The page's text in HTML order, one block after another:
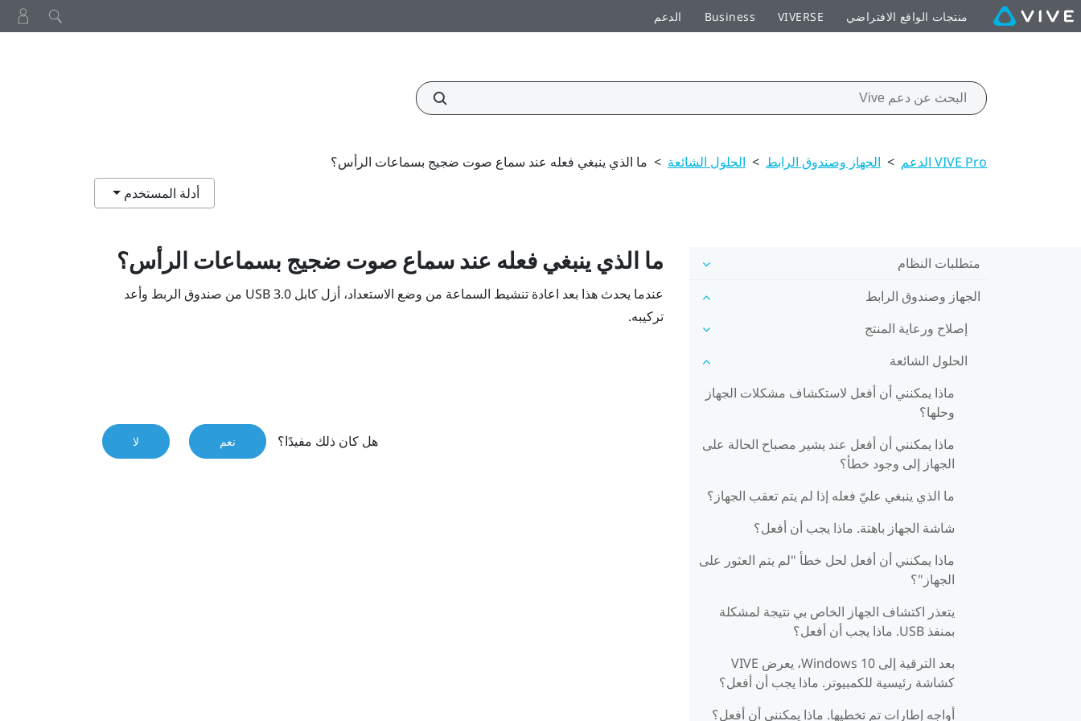
منتجات الواقع الافتراضي VIVERSE
Business الدعم
VIVE Pro الدعم > الجهاز وصندوق الرابط > الحلول الشائعة > ما الذي ينبغي فعله عند سماع صوت ضجيج بسماعات الرأس؟
أدلة المستخدم
متطلبات النظام
الجهاز وصندوق الرابط
إصلاح ورعاية المنتج
الحلول الشائعة
ماذا يمكنني أن أفعل لاستكشاف مشكلات الجهاز
وحلها؟
ماذا يمكنني أن أفعل عند يشير مصباح الحالة على
الجهاز إلى وجود خطأ؟
ما الذي ينبغي عليّ فعله إذا لم يتم تعقب الجهاز؟
شاشة الجهاز باهتة. ماذا يجب أن أفعل؟
ماذا يمكنني أن أفعل لحل خطأ "لم يتم العثور على
الجهاز"؟
يتعذر اكتشاف الجهاز الخاص بي نتيجة لمشكلة
بمنفذ USB. ماذا يجب أن أفعل؟
بعد الترقية إلى Windows 10، يعرض VIVE
كشاشة رئيسية للكمبيوتر. ماذا يجب أن أفعل؟
أواجه إطارات تم تخطيها. ماذا يمكنني أن أفعل؟
ما الذي ينبغي فعله عند سماع صوت ضجيج بسماعات الرأس؟
عندما يحدث هذا بعد اعادة تنشيط السماعة من وضع الاستعداد، أزل كابل USB 3.0 من صندوق الربط وأعد
تركيبه.
هل كان ذلك مفيدًا؟ نعم لا